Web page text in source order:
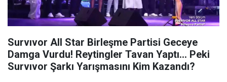
Survıvor All Star Birleşme Partisi Geceye
Damga Vurdu! Reytingler Tavan Yaptı... Peki
Survıvor Şarkı Yarışmasını Kim Kazandı?